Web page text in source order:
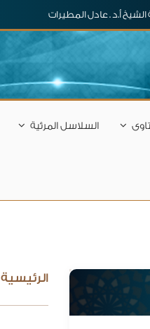
أ.د . عادل المطيرات
السلاسل المرئية
الرئيسية